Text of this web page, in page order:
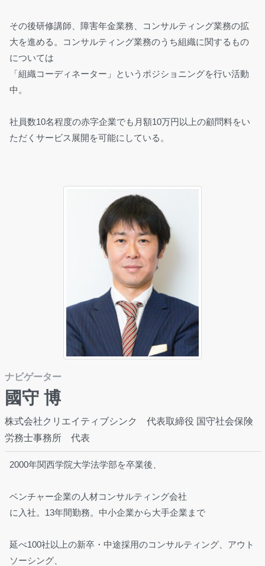
その後研修講師、障害年金業務、コンサルティング業務の拡
大を進める。コンサルティング業務のうち組織に関するもの
については
「組織コーディネーター」というポジショニングを行い活動
中。
社員数10名程度の赤字企業でも月額10万円以上の顧問料をい
ただくサービス展開を可能にしている。
ナビゲーター
國守 博
株式会社クリエイティブシンク 代表取締役 国守社会保険
労務士事務所 代表
2000年関西学院大学法学部を卒業後、
ベンチャー企業の人材コンサルティング会社
に入社。13年間勤務。中小企業から大手企業まで
延べ100社以上の新卒・中途採用のコンサルティング、アウト
ソーシング、